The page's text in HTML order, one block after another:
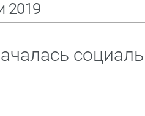
2019